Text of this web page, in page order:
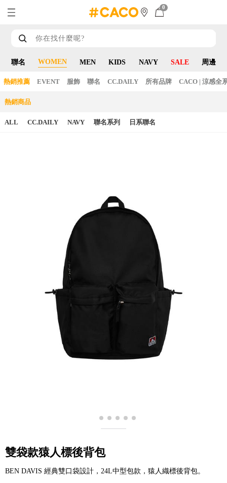
0
聯名 WOMEN MEN KIDS NAVY SALE 周邊
熱銷推薦 EVENT 服飾 聯名 CC.DAILY 所有品牌 CACO | 涼感全
熱銷商品
ALL CC.DAILY NAVY 聯名系列 日系聯名
雙袋款猿人標後背包
BEN DAVIS 經典雙口袋設計，24L中型包款，猿人織標後背包。